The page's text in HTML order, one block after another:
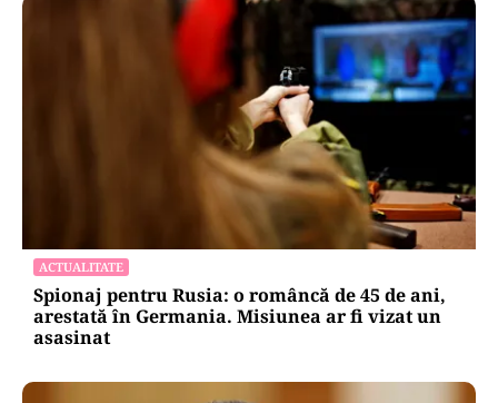
ACTUALITATE
Spionaj pentru Rusia: o româncă de 45 de ani,
arestată în Germania. Misiunea ar fi vizat un
asasinat